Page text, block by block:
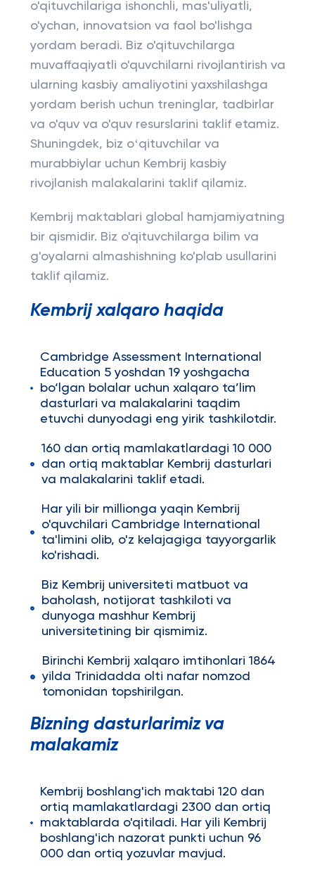
o'qituvchilariga ishonchli, mas'uliyatli,
o'ychan, innovatsion va faol bo'lishga
yordam beradi. Biz o'qituvchilarga
muvaffaqiyatli o'quvchilarni rivojlantirish va
ularning kasbiy amaliyotini yaxshilashga
yordam berish uchun treninglar, tadbirlar
va o'quv va o'quv resurslarini taklif etamiz.
Shuningdek, biz oʻqituvchilar va
murabbiylar uchun Kembrij kasbiy
rivojlanish malakalarini taklif qilamiz.
Kembrij maktablari global hamjamiyatning
bir qismidir. Biz o'qituvchilarga bilim va
g'oyalarni almashishning ko'plab usullarini
taklif qilamiz.
Kembrij xalqaro haqida
Cambridge Assessment International
Education 5 yoshdan 19 yoshgacha
bo‘lgan bolalar uchun xalqaro ta’lim
dasturlari va malakalarini taqdim
etuvchi dunyodagi eng yirik tashkilotdir.
160 dan ortiq mamlakatlardagi 10 000
dan ortiq maktablar Kembrij dasturlari
va malakalarini taklif etadi.
Har yili bir millionga yaqin Kembrij
o'quvchilari Cambridge International
ta'limini olib, o'z kelajagiga tayyorgarlik
ko'rishadi.
Biz Kembrij universiteti matbuot va
baholash, notijorat tashkiloti va
dunyoga mashhur Kembrij
universitetining bir qismimiz.
Birinchi Kembrij xalqaro imtihonlari 1864
yilda Trinidadda olti nafar nomzod
tomonidan topshirilgan.
Bizning dasturlarimiz va
malakamiz
Kembrij boshlang'ich maktabi 120 dan
ortiq mamlakatlardagi 2300 dan ortiq
maktablarda o'qitiladi. Har yili Kembrij
boshlang'ich nazorat punkti uchun 96
000 dan ortiq yozuvlar mavjud.